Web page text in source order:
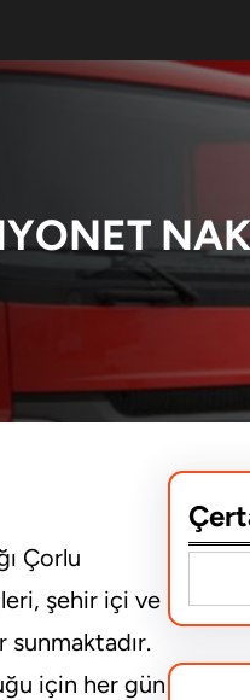
Çorlu
şehir içi ve
sunmaktadır.
için her gün
e
a